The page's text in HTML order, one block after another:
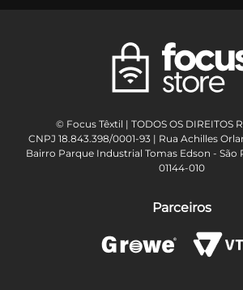
© Focus Têxtil | TODOS OS DIREITOS
CNPJ 18.843.398/0001-93 | Rua Achilles
Bairro Parque Industrial Tomas Edson - São
01144-010
Parceiros